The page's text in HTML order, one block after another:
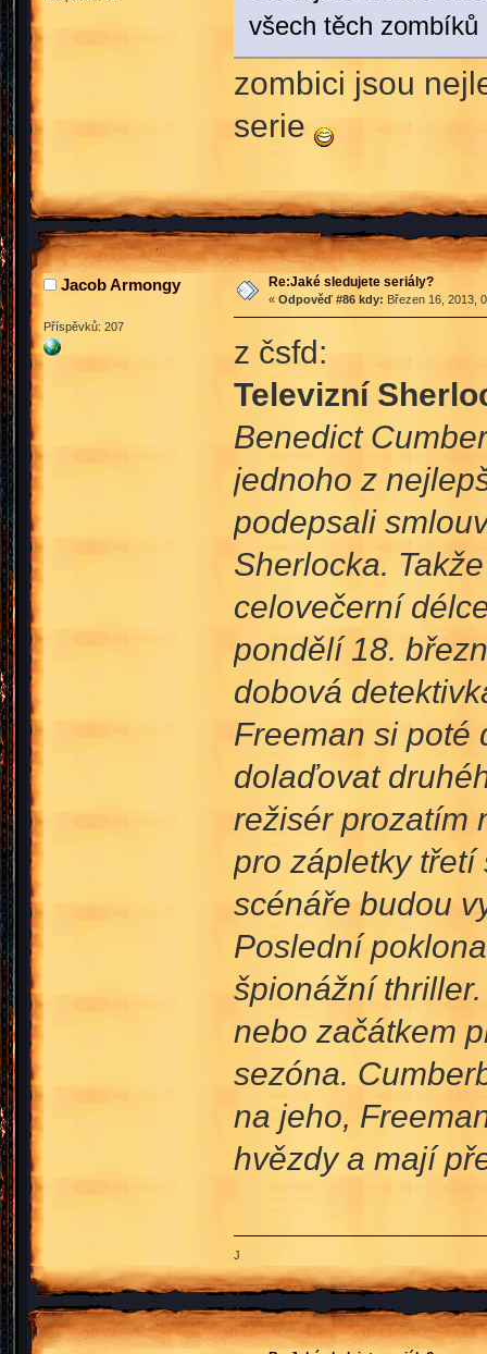
všech těch
zombici jsou
serie
Jacob Armongy
Příspěvků: 207
Re:Jaké sledujete seriály?
« Odpověď #86 kdy: Březen 16, 2013,
z čsfd:
Televizní
Benedict
jednoho z
podepsali
Sherlocka.
celovečerní
pondělí 18.
dobová
Freeman si poté
dolaďovat
režisér prozatím
pro zápletky třetí
scénáře budou
Poslední
špionážní
nebo začátkem
sezóna.
na jeho,
hvězdy a mají
J